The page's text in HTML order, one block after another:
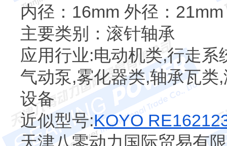
内径：16mm 外径：
主要类别：滚针轴承
应用行业:电动机类,行走
气动泵,雾化器类,轴承瓦
设备
近似型号:KOYO
天津八零动力国际贸易有